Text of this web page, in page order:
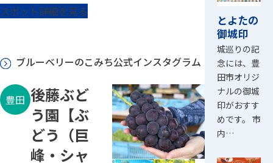
スポット詳細を見る
ブルーベリーのこみち公式インスタグラム
豊田 後藤ぶど
う園【ぶ
どう（巨
峰・シャ
とよたの
御城印
城巡りの記
念には、豊
田市オリジ
ナルの御城
印がおすす
めです。 市
内…